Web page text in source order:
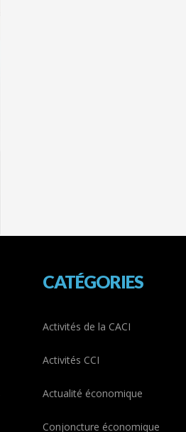
CATÉGORIES
Activités de la CACI
Activités CCI
Actualité économique
Conjoncture économique